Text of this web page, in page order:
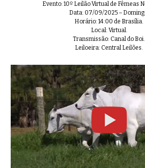
Evento: 10º Leilão Virtual de Fêmeas
Data: 07/09/2025 –
Horário: 14:00 de Brasília.
Local: Virtual.
Transmissão: Canal do Boi.
Leiloeira: Central Leilões.